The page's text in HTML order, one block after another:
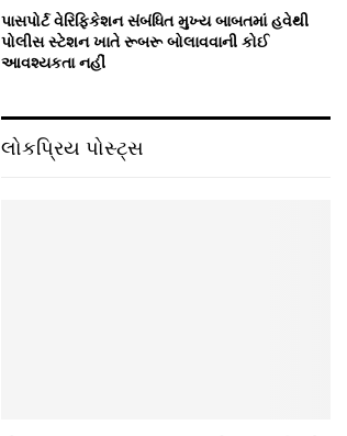
પાસપોર્ટ વેરિફિકેશન સંબંધિત મુખ્ય બાબતમાં હવેથી
પોલીસ સ્ટેશન ખાતે રૂબરૂ બોલાવવાની કોઈ
આવશ્યકતા નહીં
લોકપ્રિય પોસ્ટ્સ